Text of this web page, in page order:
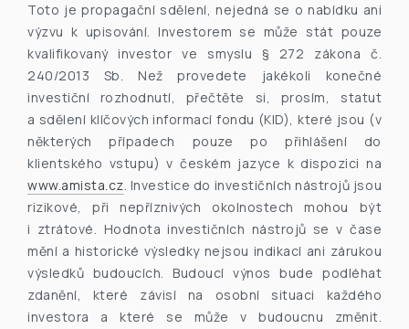
Toto je propagační sdělení, nejedná se o nabídku ani
výzvu k upisování. Investorem se může stát pouze
kvalifikovaný investor ve smyslu § 272 zákona č.
240/2013 Sb. Než provedete jakékoli konečné
investiční rozhodnutí, přečtěte si, prosím, statut
a sdělení klíčových informací fondu (KID), které jsou (v
některých případech pouze po přihlášení do
klientského vstupu) v českém jazyce k dispozici na
www.amista.cz. Investice do investičních nástrojů jsou
rizikové, při nepříznivých okolnostech mohou být
i ztrátové. Hodnota investičních nástrojů se v čase
mění a historické výsledky nejsou indikací ani zárukou
výsledků budoucích. Budoucí výnos bude podléhat
zdanění, které závisí na osobní situaci každého
investora a které se může v budoucnu změnit.